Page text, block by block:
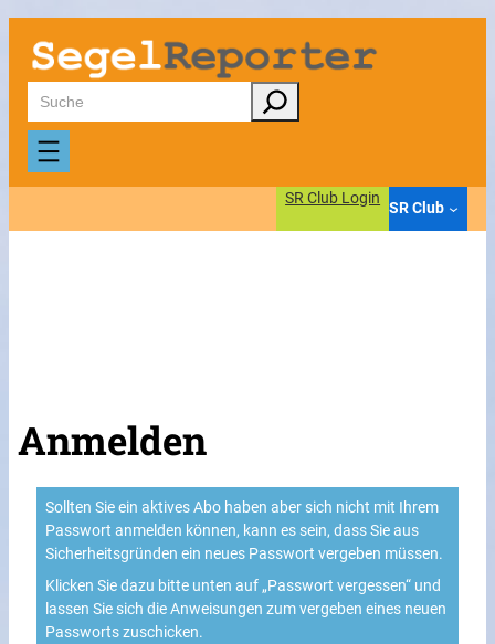
Suchen
SR Club Login
SR Club
Anmelden
Sollten Sie ein aktives Abo haben aber sich nicht mit Ihrem
Passwort anmelden können, kann es sein, dass Sie aus
Sicherheitsgründen ein neues Passwort vergeben müssen.
Klicken Sie dazu bitte unten auf „Passwort vergessen“ und
lassen Sie sich die Anweisungen zum vergeben eines neuen
Passworts zuschicken.